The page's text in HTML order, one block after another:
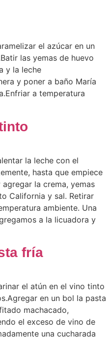
el azúcar en un
las yemas de huevo
y la leche
y poner a baño María
a temperatura
la leche con el
hasta que empiece
la crema, yemas
California y sal. Retirar
ambiente. Una
a la licuadora y
fría
el atún en el vino tinto
en un bol la pasta
machacado,
el exceso de vino de
una cucharada